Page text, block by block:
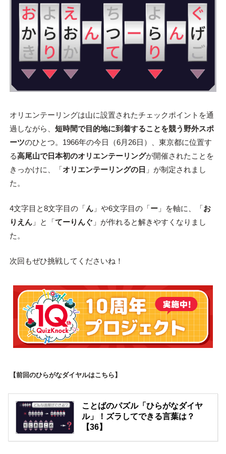
オリエンテーリングは山に設置されたチェックポイントを通
過しながら、 短時間で目的地に到着することを競う野外スポ
ーツのひとつ。1966年の今日（6月26日）、東京都に位置す
る高尾山で日本初のオリエンテーリングが開催されたことを
きっかけに、「オリエンテーリングの日 」が制定されまし
た。
4文字目と8文字目の「ん」や6文字目の「ー」を軸に、「お
りえん」と「てーりんぐ 」が作れると解きやすくなりまし
た。
次回もぜひ挑戦してくださいね！
【前回のひらがなダイヤルはこちら】
ことばのパズル「ひらがなダイヤ
ル」！ズラしてできる言葉は？
【36】